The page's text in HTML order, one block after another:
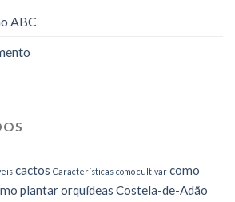
ABC
cactos Características como cultivar como
plantar orquídeas Costela-de-Adão